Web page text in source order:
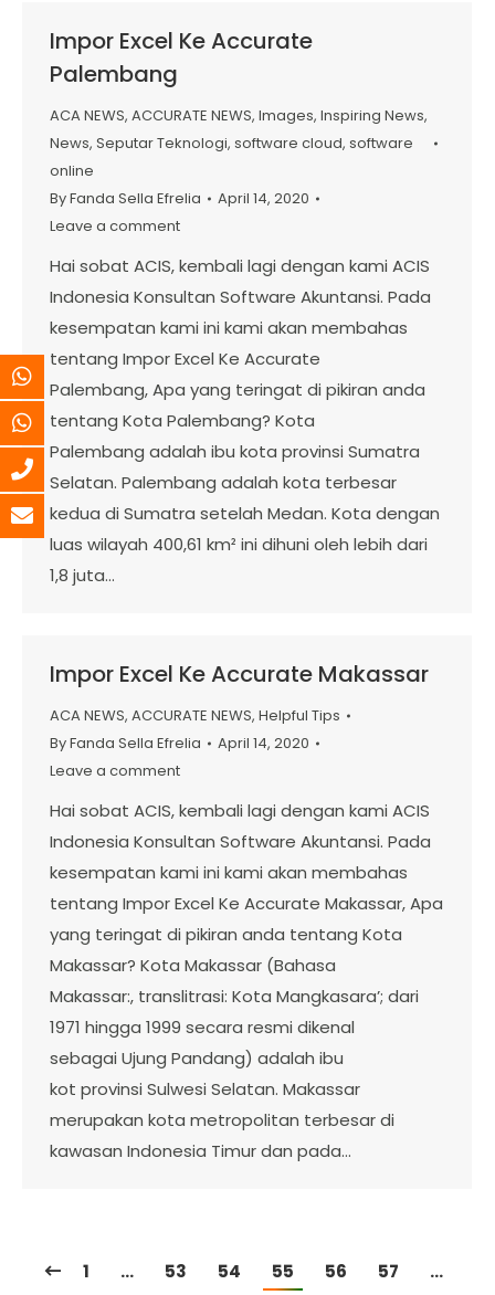
Impor Excel Ke Accurate
Palembang
ACA NEWS, ACCURATE NEWS, Images, Inspiring News,
News, Seputar Teknologi, software cloud, software
online
ByFanda Sella Efrelia
April 14, 2020
Leave a comment
Hai sobat ACIS, kembali lagi dengan kami ACIS
Indonesia Konsultan Software Akuntansi. Pada
kesempatan kami ini kami akan membahas
tentang Impor Excel Ke Accurate
Palembang, Apa yang teringat di pikiran anda
tentang Kota Palembang? Kota
Palembang adalah ibu kota provinsi Sumatra
Selatan. Palembang adalah kota terbesar
kedua di Sumatra setelah Medan. Kota dengan
luas wilayah 400,61 km² ini dihuni oleh lebih dari
1,8 juta…
Impor Excel Ke Accurate Makassar
ACA NEWS, ACCURATE NEWS, Helpful Tips
ByFanda Sella Efrelia
April 14, 2020
Leave a comment
Hai sobat ACIS, kembali lagi dengan kami ACIS
Indonesia Konsultan Software Akuntansi. Pada
kesempatan kami ini kami akan membahas
tentang Impor Excel Ke Accurate Makassar, Apa
yang teringat di pikiran anda tentang Kota
Makassar? Kota Makassar (Bahasa
Makassar:, translitrasi: Kota Mangkasara’; dari
1971 hingga 1999 secara resmi dikenal
sebagai Ujung Pandang) adalah ibu
kot provinsi Sulwesi Selatan. Makassar
merupakan kota metropolitan terbesar di
kawasan Indonesia Timur dan pada…
1 … 53 54 55 56 57
…